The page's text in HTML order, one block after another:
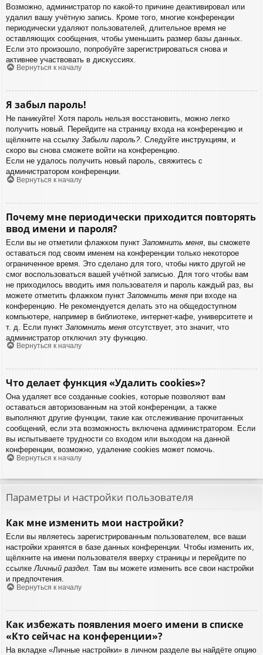
Возможно, администратор по какой-то причине деактивировал или
удалил вашу учётную запись. Кроме того, многие конференции
периодически удаляют пользователей, длительное время не
оставляющих сообщения, чтобы уменьшить размер базы данных.
Если это произошло, попробуйте зарегистрироваться снова и
активнее участвовать в дискуссиях.
Вернуться к началу
Я забыл пароль!
Не паникуйте! Хотя пароль нельзя восстановить, можно легко
получить новый. Перейдите на страницу входа на конференцию и
щёлкните на ссылку Забыли пароль?. Следуйте инструкциям, и
скоро вы снова сможете войти на конференцию.
Если не удалось получить новый пароль, свяжитесь с
администратором конференции.
Вернуться к началу
Почему мне периодически приходится повторять
ввод имени и пароля?
Если вы не отметили флажком пункт Запомнить меня , вы сможете
оставаться под своим именем на конференции только некоторое
ограниченное время. Это сделано для того, чтобы никто другой не
смог воспользоваться вашей учётной записью. Для того чтобы вам
не приходилось вводить имя пользователя и пароль каждый раз, вы
можете отметить флажком пункт Запомнить меня при входе на
конференцию. Не рекомендуется делать это на общедоступном
компьютере, например в библиотеке, интернет-кафе, университете и
т. д. Если пункт Запомнить меня отсутствует, это значит, что
администратор отключил эту функцию.
Вернуться к началу
Что делает функция «Удалить cookies»?
Она удаляет все созданные cookies, которые позволяют вам
оставаться авторизованным на этой конференции, а также
выполняют другие функции, такие как отслеживание прочитанных
сообщений, если эта возможность включена администратором. Если
вы испытываете трудности со входом или выходом на данной
конференции, возможно, удаление cookies может помочь.
Вернуться к началу
Параметры и настройки пользователя
Как мне изменить мои настройки?
Если вы являетесь зарегистрированным пользователем, все ваши
настройки хранятся в базе данных конференции. Чтобы изменить их,
щёлкните на имени пользователя вверху страницы и перейдите по
ссылкеЛичный раздел. Там вы можете изменить все свои настройки
и предпочтения.
Вернуться к началу
Как избежать появления моего имени в списке
«Кто сейчас на конференции»?
На вкладке «Личные настройки» в личном разделе вы найдёте опцию